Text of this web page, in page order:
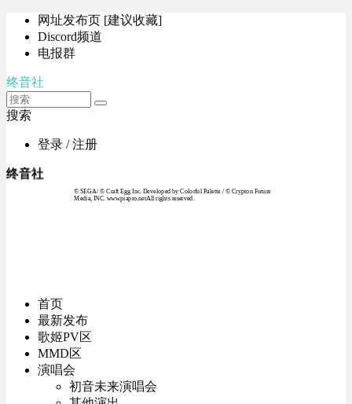
网址发布页 [建议收藏]
Discord频道
电报群
终音社
搜索
登录 / 注册
终音社
© SEGA / © Craft Egg Inc. Developed by Colorful Palette / © Crypton Future
Media, INC. www.piapro.netAll rights reserved.
首页
最新发布
歌姬PV区
MMD区
演唱会
初音未来演唱会